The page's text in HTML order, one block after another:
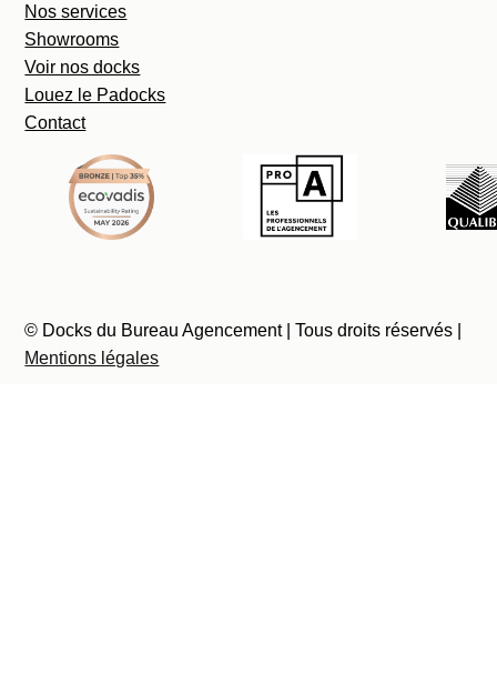
Nos services
Showrooms
Voir nos docks
Louez le Padocks
Contact
© Docks du Bureau Agencement | Tous droits réservés |
Mentions légales